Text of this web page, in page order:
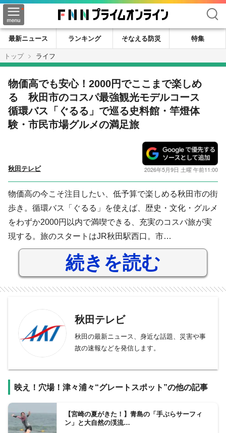
検索
最新ニュース ランキング そなえる防災
特集
トップ
ライフ
物価高でも安心！2000円でここまで楽しめ
る 秋田市のコスパ最強観光モデルコース
循環バス「ぐるる」で巡る史料館・竿燈体
験・市民市場グルメの満足旅
秋田テレビ 2026年5月9日 土曜 午前11:00
物価高の今こそ注目したい、低予算で楽しめる秋田市の街
歩き。循環バス「ぐるる」を使えば、歴史・文化・グルメ
をわずか2000円以内で満喫できる、充実のコスパ旅が実
現する。旅のスタートはJR秋田駅西口。市…
続きを読む
秋田テレビ
秋田の最新ニュース、身近な話題、災害や事
故の速報などを発信します。
映え！穴場！津々浦々“グレートスポット”の他の記事
【宮崎の夏がきた！】青島の「手ぶらサーフィ
ン」と大自然の渓流…